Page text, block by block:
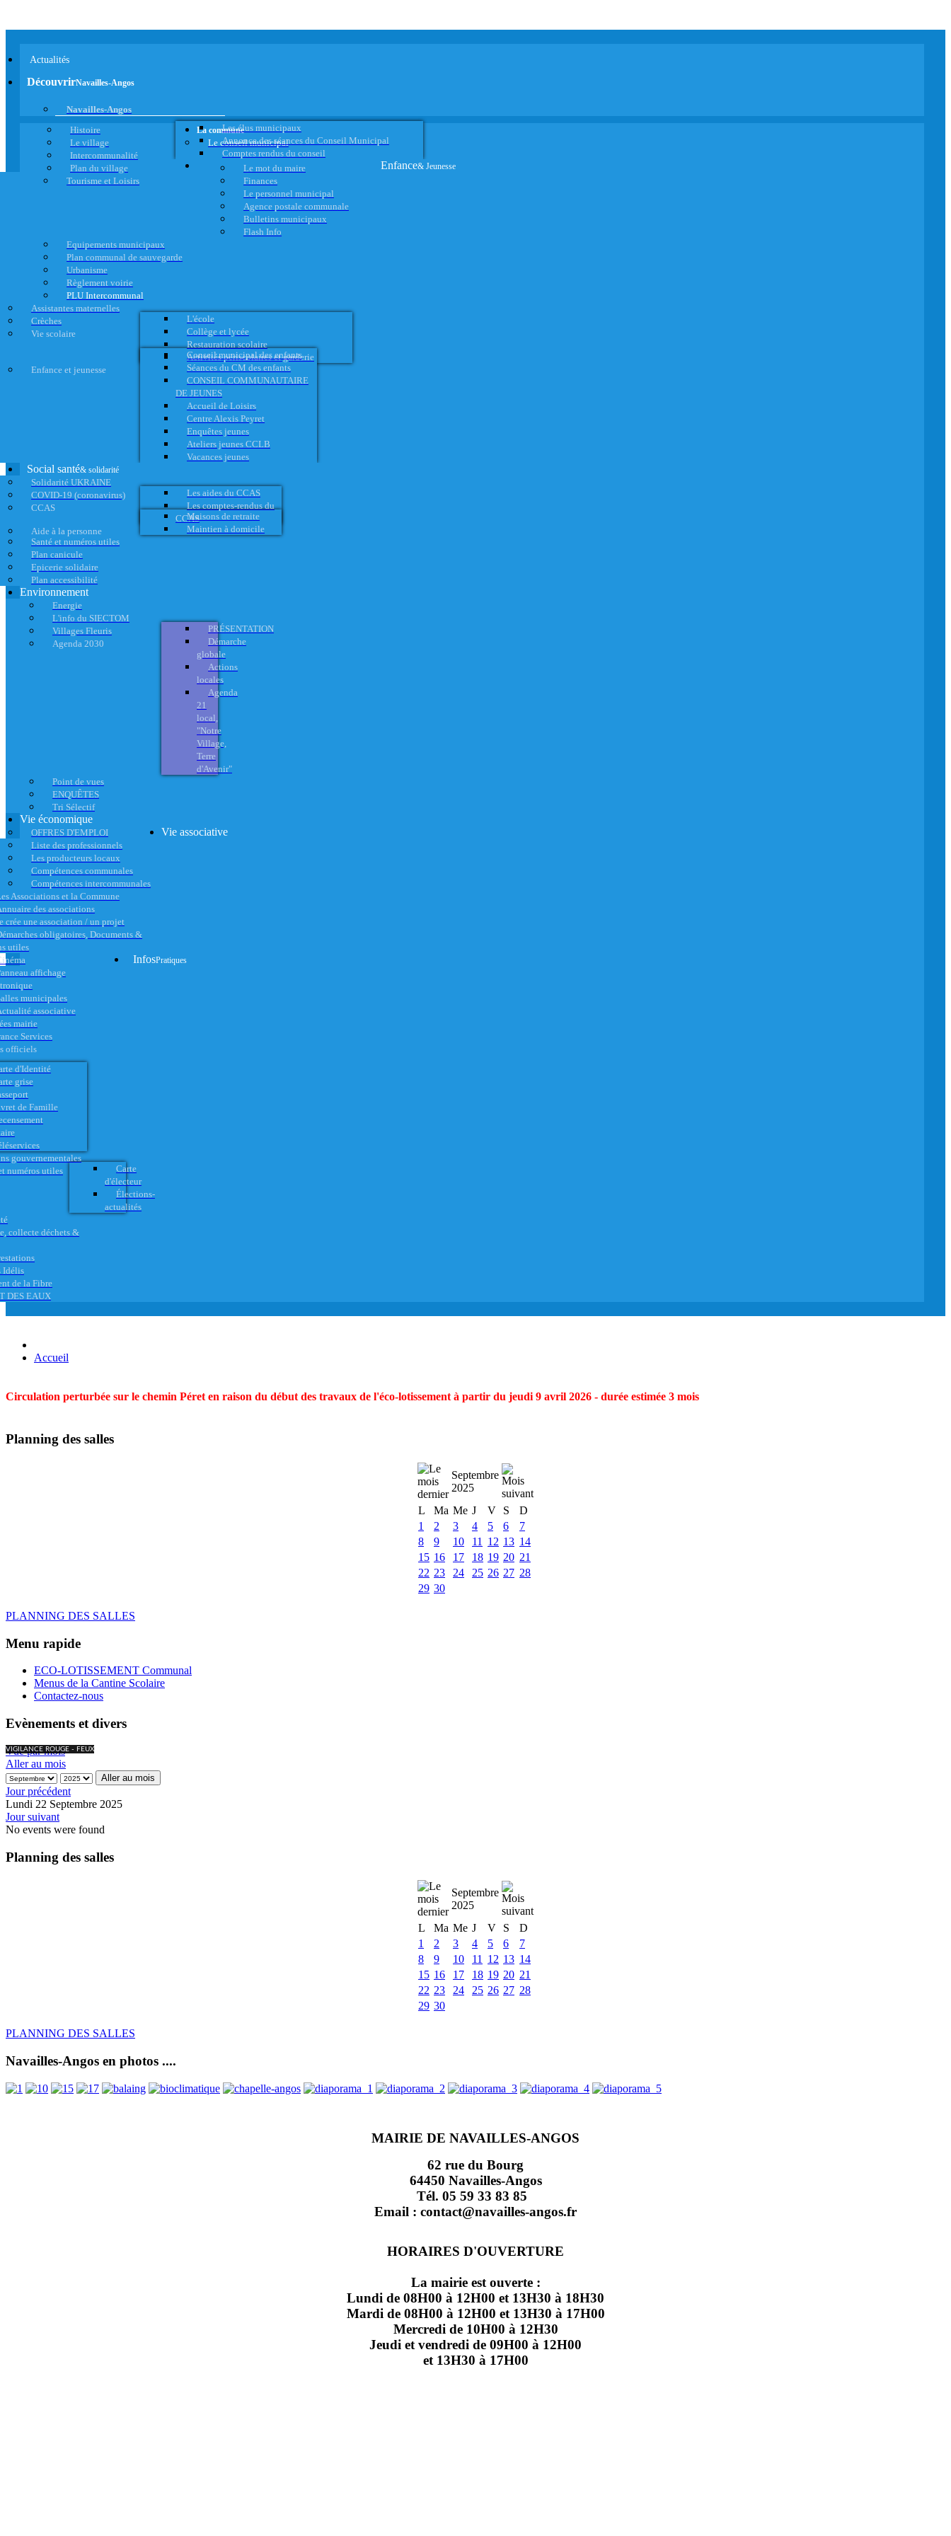
Actualités
DécouvrirNavailles-Angos
Navailles-Angos
Histoire
Le village
Intercommunalité
Plan du village
Tourisme et Loisirs
La commune
Le conseil municipal
Les élus municipaux
Annonce des séances du Conseil Municipal
Comptes rendus du conseil
Le mot du maire
Finances
Le personnel municipal
Agence postale communale
Bulletins municipaux
Flash Info
Equipements municipaux
Plan communal de sauvegarde
Urbanisme
Règlement voirie
PLU Intercommunal
Enfance& Jeunesse
Assistantes maternelles
Crèches
Vie scolaire
L'école
Collège et lycée
Restauration scolaire
Activités périscolaires et garderie
Enfance et jeunesse
Conseil municipal des enfants
Séances du CM des enfants
CONSEIL COMMUNAUTAIRE
DE JEUNES
Accueil de Loisirs
Centre Alexis Peyret
Enquêtes jeunes
Ateliers jeunes CCLB
Vacances jeunes
Social santé& solidarité
Solidarité UKRAINE
COVID-19 (coronavirus)
CCAS
Les aides du CCAS
Les comptes-rendus du
CCAS
Aide à la personne
Maisons de retraite
Maintien à domicile
Santé et numéros utiles
Plan canicule
Epicerie solidaire
Plan accessibilité
Environnement
Energie
L'info du SIECTOM
Villages Fleuris
Agenda 2030
PRÉSENTATION
Démarche
globale
Actions
locales
Agenda
21
local,
"Notre
Village,
Terre
d'Avenir"
Point de vues
ENQUÊTES
Tri Sélectif
Vie économique
OFFRES D'EMPLOI
Liste des professionnels
Les producteurs locaux
Compétences communales
Compétences intercommunales
Vie associative
Associations et la Commune
des associations
crée une association / un projet
obligatoires, Documents &
utiles
affichage
municipales
associative
InfosPratiques
mairie
Services
officiels
d'Identité
grise
de Famille
gouvernementales
numéros utiles
Carte
d'électeur
Élections-
actualités
collecte déchets &
Idélis
de la Fibre
DES EAUX
Accueil
Circulation perturbée sur le chemin Péret en raison du début des travaux de l'éco-lotissement à partir du jeudi 9 avril 2026 - durée estimée 3 mois
Planning des salles
Septembre
2025
L
Ma Me J V S
D
1
2 3 4 5 6
7
8
9 10 11 12 13 14
15 16 17 18 19 20 21
22 23 24 25 26 27 28
29 30
PLANNING DES SALLES
Menu rapide
ECO-LOTISSEMENT Communal
Menus de la Cantine Scolaire
Contactez-nous
Evènements et divers
VIGILANCE ROUGE - FEUX
Vue par mois
Aller au mois
Aller au mois
Jour précédent
Lundi 22 Septembre 2025
Jour suivant
No events were found
Planning des salles
Septembre
2025
L
Ma Me J V S
D
1
2 3 4 5 6
7
8
9 10 11 12 13 14
15 16 17 18 19 20 21
22 23 24 25 26 27 28
29 30
PLANNING DES SALLES
Navailles-Angos en photos ....
MAIRIE DE NAVAILLES-ANGOS
62 rue du Bourg
64450 Navailles-Angos
Tél. 05 59 33 83 85
Email : contact@navailles-angos.fr
HORAIRES D'OUVERTURE
La mairie est ouverte :
Lundi de 08H00 à 12H00 et 13H30 à 18H30
Mardi de 08H00 à 12H00 et 13H30 à 17H00
Mercredi de 10H00 à 12H30
Jeudi et vendredi de 09H00 à 12H00
et 13H30 à 17H00